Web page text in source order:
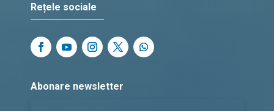
Rețele sociale
Abonare newsletter